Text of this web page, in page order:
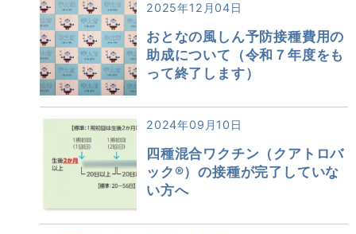
2025年12月04日
おとなの風しん予防接種費用の
助成について（令和７年度をも
って終了します）
2024年09月10日
四種混合ワクチン（クアトロバ
ック®）の接種が完了していな
い方へ